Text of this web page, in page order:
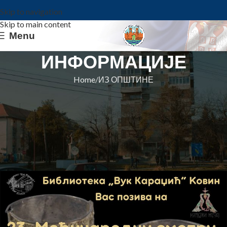
Skip to navigation
Skip to main content
Menu
ИНФОРМАЦИЈЕ
Home ИЗ ОПШТИНЕ
ИЗ ОПШТИНЕ
СМОТРА АРХЕОЛОШКОГ
ФИЛМА ОД 6-8.СЕПТЕМБРА У
БИБЛИОТЕЦИ
Општина Ковин On 4. septembar 2023.